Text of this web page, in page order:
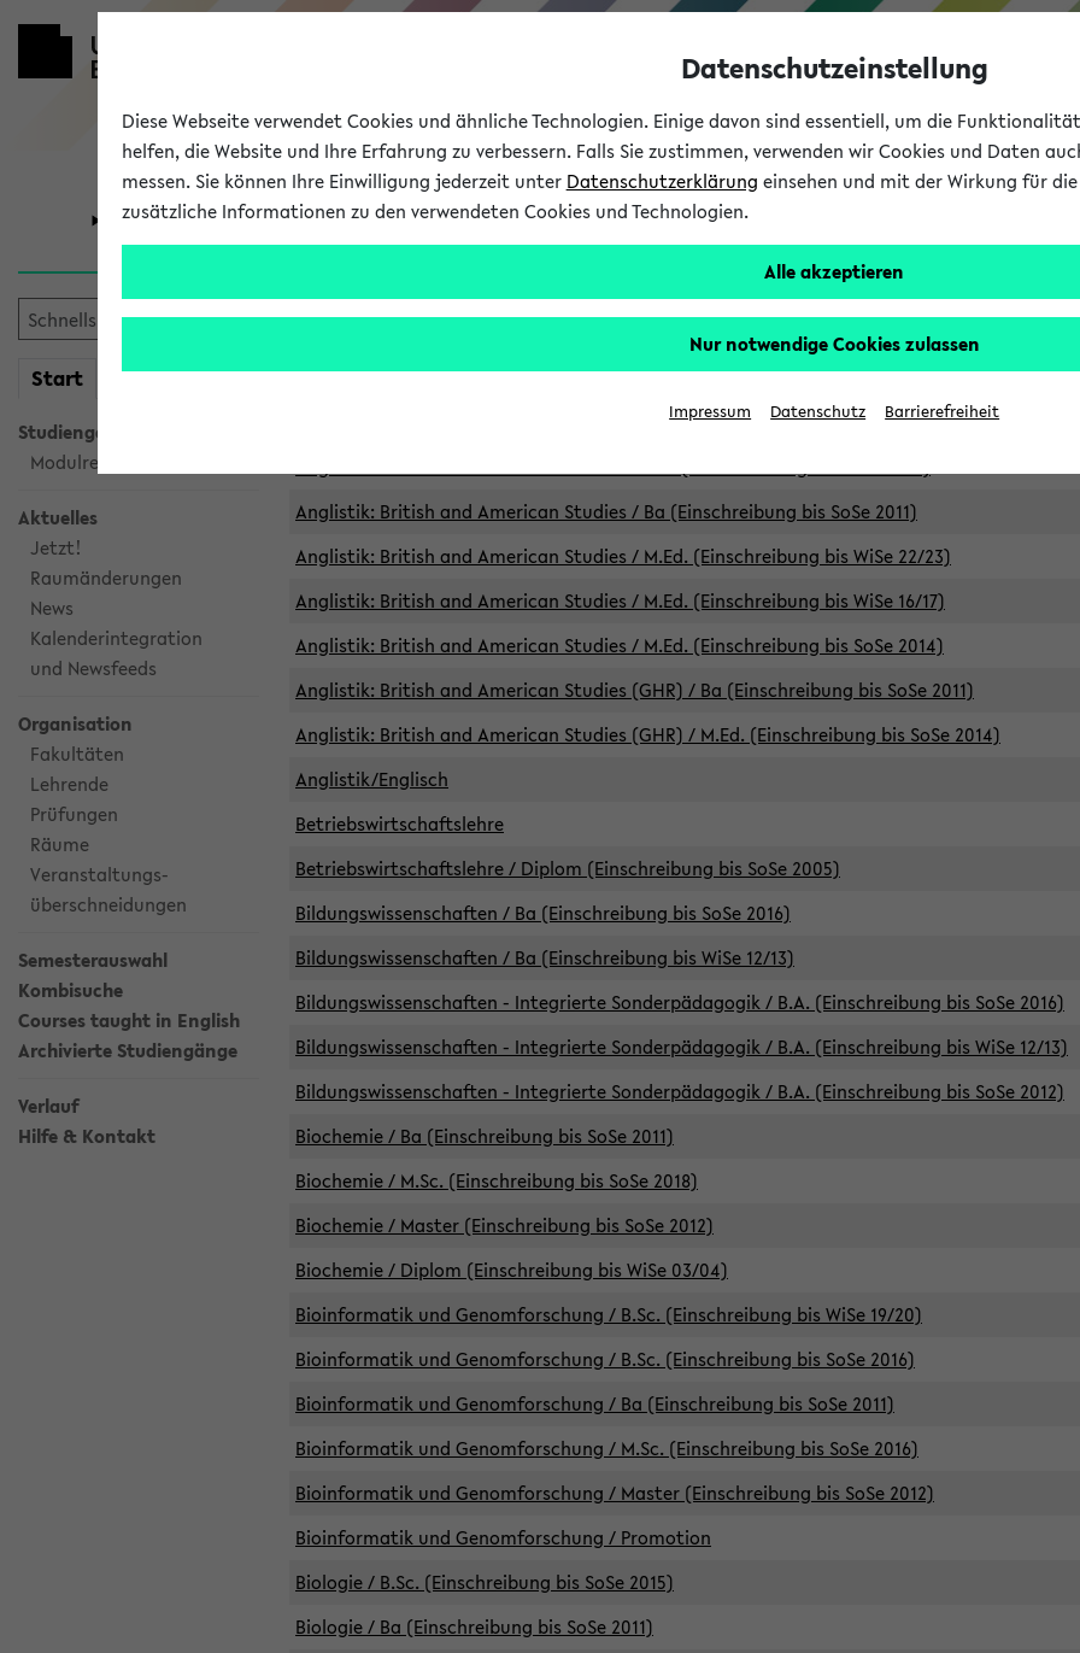
Universität Forschung Studium
Start meineKVV
Studiengangsauswahl
Modulrecherche
Aktuelles
Jetzt!
Raumänderungen
News
Kalenderintegration
und Newsfeeds
Organisation
Fakultäten
Lehrende
Prüfungen
Räume
Veranstaltungs-
überschneidungen
Semesterauswahl
Kombisuche
Courses taught in English
Archivierte Studiengänge
Verlauf
Hilfe & Kontakt
Archivierte Studiengänge
Anglistik: British and American Studies / B.A. (Einschreibung bis WiSe 16/17)
Anglistik: British and American Studies / B.A. (Einschreibung bis SoSe 2015)
Anglistik: British and American Studies / Ba (Einschreibung bis SoSe 2011)
Anglistik: British and American Studies / M.Ed. (Einschreibung bis WiSe 22/23)
Anglistik: British and American Studies / M.Ed. (Einschreibung bis WiSe 16/17)
Anglistik: British and American Studies / M.Ed. (Einschreibung bis SoSe 2014)
Anglistik: British and American Studies (GHR) / Ba (Einschreibung bis SoSe 2011)
Anglistik: British and American Studies (GHR) / M.Ed. (Einschreibung bis SoSe 2014)
Anglistik/Englisch
Betriebswirtschaftslehre
Betriebswirtschaftslehre / Diplom (Einschreibung bis SoSe 2005)
Bildungswissenschaften / Ba (Einschreibung bis SoSe 2016)
Bildungswissenschaften / Ba (Einschreibung bis WiSe 12/13)
Bildungswissenschaften - Integrierte Sonderpädagogik / B.A. (Einschreibung bis SoSe 2016)
Bildungswissenschaften - Integrierte Sonderpädagogik / B.A. (Einschreibung bis WiSe 12/13)
Bildungswissenschaften - Integrierte Sonderpädagogik / B.A. (Einschreibung bis SoSe 2012)
Biochemie / Ba (Einschreibung bis SoSe 2011)
Biochemie / M.Sc. (Einschreibung bis SoSe 2018)
Biochemie / Master (Einschreibung bis SoSe 2012)
Biochemie / Diplom (Einschreibung bis WiSe 03/04)
Bioinformatik und Genomforschung / B.Sc. (Einschreibung bis WiSe 19/20)
Bioinformatik und Genomforschung / B.Sc. (Einschreibung bis SoSe 2016)
Bioinformatik und Genomforschung / Ba (Einschreibung bis SoSe 2011)
Bioinformatik und Genomforschung / M.Sc. (Einschreibung bis SoSe 2016)
Bioinformatik und Genomforschung / Master (Einschreibung bis SoSe 2012)
Bioinformatik und Genomforschung / Promotion
Biologie / B.Sc. (Einschreibung bis SoSe 2015)
Biologie / Ba (Einschreibung bis SoSe 2011)
Datenschutzeinstellung
Diese Webseite verwendet Cookies und ähnliche Technologien. Einige davon sind essentiell, um die
helfen, die Website und Ihre Erfahrung zu verbessern. Falls Sie zustimmen, verwenden wir Cookies und Daten
messen. Sie können Ihre Einwilligung jederzeit unter Datenschutzerklärung einsehen und mit der Wirkung für
zusätzliche Informationen zu den verwendeten Cookies und Technologien.
Alle akzeptieren
Nur notwendige Cookies zulassen
Impressum Datenschutz Barrierefreiheit